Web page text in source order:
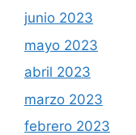
junio 2023
mayo 2023
abril 2023
marzo 2023
febrero 2023